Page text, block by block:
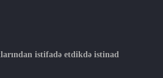
istifadə etdikdə istinad